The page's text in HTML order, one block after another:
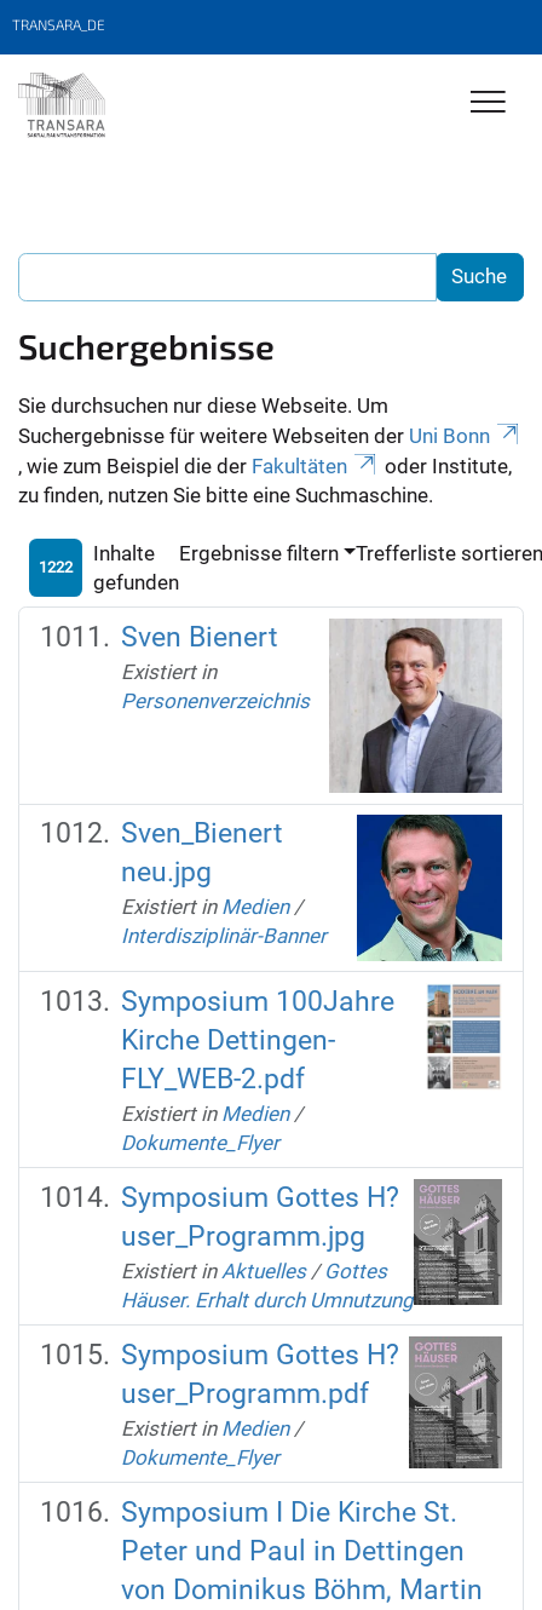
TRANSARA_DE
Suchergebnisse
Sie durchsuchen nur diese Webseite. Um
Suchergebnisse für weitere Webseiten der Uni Bonn
, wie zum Beispiel die der Fakultäten
oder Institute,
zu finden, nutzen Sie bitte eine Suchmaschine.
1222
Inhalte
gefunden
Ergebnisse filtern Trefferliste
Sven Bienert
Existiert in
Personenverzeichnis
Sven_Bienert
neu.jpg
Existiert in Medien /
Interdisziplinär-Banner
Symposium 100Jahre
Kirche Dettingen-
FLY_WEB-2.pdf
Existiert in Medien /
Dokumente_Flyer
Symposium Gottes H?
user_Programm.jpg
Existiert in Aktuelles /Gottes
Häuser. Erhalt durch Umnutzung
Symposium Gottes H?
user_Programm.pdf
Existiert in Medien /
Dokumente_Flyer
Symposium I Die Kirche St.
Peter und Paul in Dettingen
von Dominikus Böhm, Martin